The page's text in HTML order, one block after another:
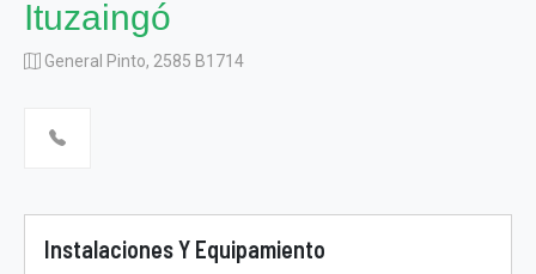
Ituzaingó
General Pinto, 2585 B1714
Instalaciones Y Equipamiento